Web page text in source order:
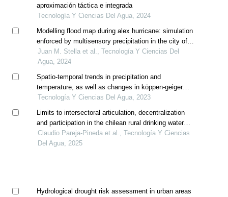
aproximación táctica e integrada
Tecnología Y Ciencias Del Agua, 2024
Modelling flood map during alex hurricane: simulation
enforced by multisensory precipitation in the city of
monterrey, mexico
Juan M. Stella et al., Tecnología Y Ciencias Del
Agua, 2024
Spatio-temporal trends in precipitation and
temperature, as well as changes in köppen-geiger
climate classes in the sila river sub-basin, mexico
Tecnología Y Ciencias Del Agua, 2023
Limits to intersectoral articulation, decentralization
and participation in the chilean rural drinking water
policy
Claudio Pareja-Pineda et al., Tecnología Y Ciencias
Del Agua, 2025
Hydrological drought risk assessment in urban areas